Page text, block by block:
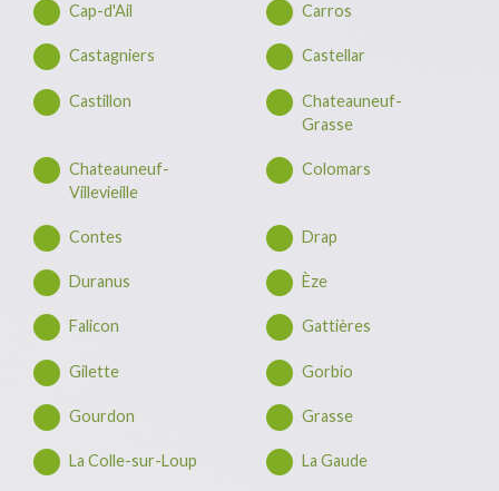
Cap-d'Ail Carros
Castagniers Castellar
Castillon
Chateauneuf-
Grasse
Chateauneuf-
Villevieille
Colomars
Contes Drap
Duranus Èze
Falicon Gattières
Gilette Gorbio
Gourdon Grasse
La Colle-sur-Loup La Gaude